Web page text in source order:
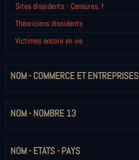
Sites dissidents - Censures, f
Théoriciens dissidents
Victimes encore en vie
NOM - COMMERCE ET ENTREPRISES
NOM - NOMBRE 13
NOM - ETATS - PAYS